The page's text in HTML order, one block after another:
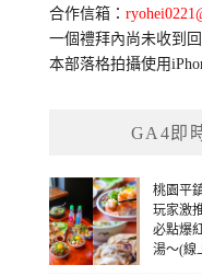
合作信箱：
一個禮拜內尚未收到
本部落格拍攝使用
GA4即
桃園平
玩家激
必點爆
湯～(線